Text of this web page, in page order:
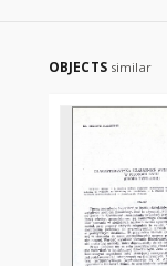
OBJECTS similar